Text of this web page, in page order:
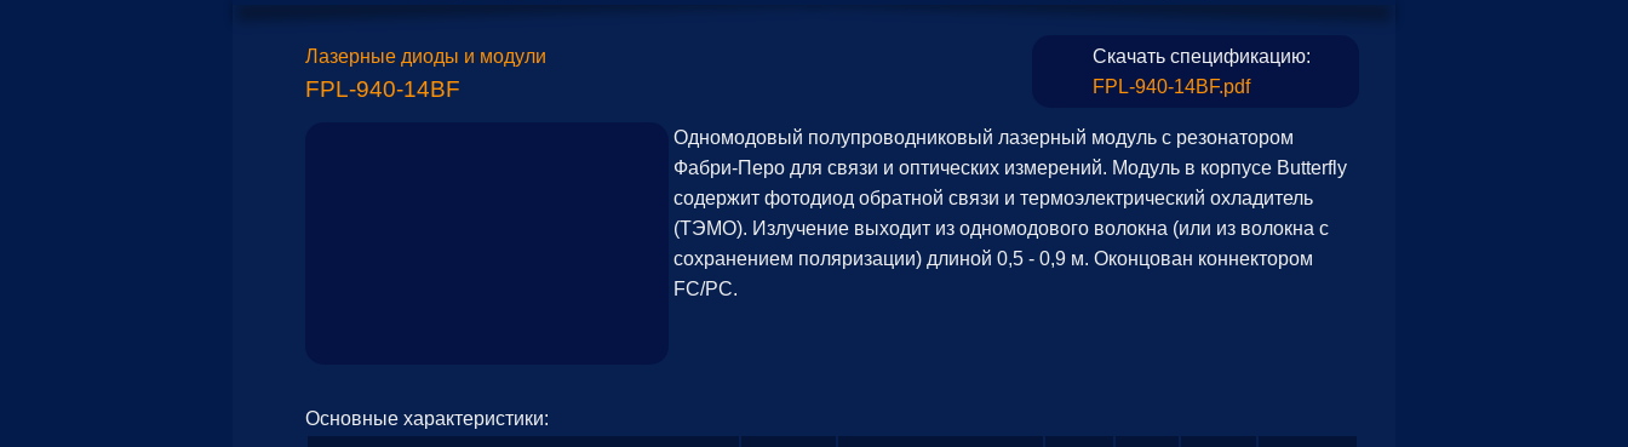
Лазерные диоды и модули
FPL-940-14BF
Скачать спецификацию:
FPL-940-14BF.pdf
Одномодовый полупроводниковый лазерный модуль с резонатором
Фабри-Перо для связи и оптических измерений. Модуль в корпусе Butterfly
содержит фотодиод обратной связи и термоэлектрический охладитель
(ТЭМО). Излучение выходит из одномодового волокна (или из волокна с
сохранением поляризации) длиной 0,5 - 0,9 м. Оконцован коннектором
FC/PC.
Основные характеристики: